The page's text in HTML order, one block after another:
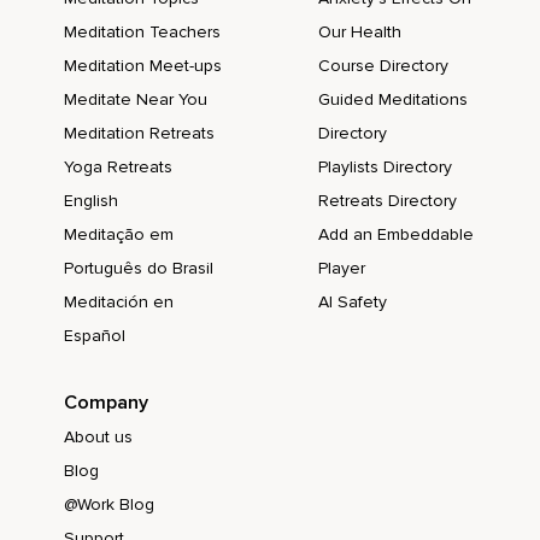
Vielleicht die Finger oder Zehen.
Du kannst gerne dabei gähnen oder auch das Ausatmen mit
einem Säufzer verbinden.
Lass die tiefe Entspannung und Ruhe noch etwas
nachklingen und nimm sie mit in die nächsten Handlungen.
Vielleicht machst Du alles für ein paar Minuten bewusst
langsamer.
Meditation Teachers
Meditation Meet-ups
Meditate Near You
Meditation Retreats
Yoga Retreats
English
Meditação em
Português do Brasil
Meditación en
Español
Our Health
Course Directory
Guided Meditations
Directory
Playlists Directory
Retreats Directory
Add an Embeddable
Player
AI Safety
Company
About us
Blog
@Work Blog